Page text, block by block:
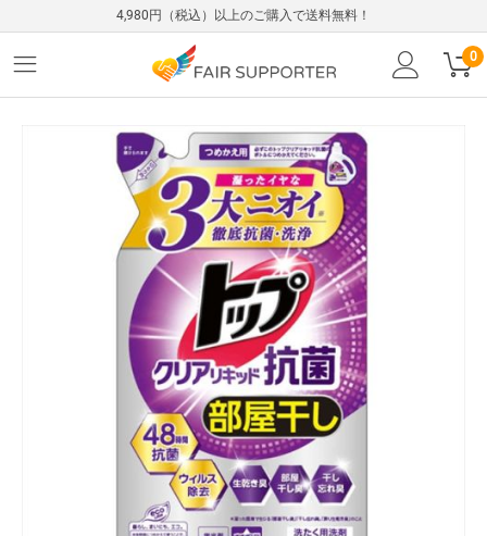
4,980円（税込）以上のご購入で送料無料！
0